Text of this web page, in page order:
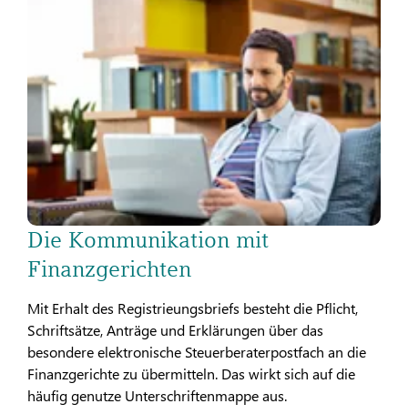
Die Kommunikation mit
Finanzgerichten
Mit Erhalt des Registrieungsbriefs besteht die Pflicht,
Schriftsätze, Anträge und Erklärungen über das
besondere elektronische Steuerberaterpostfach an die
Finanzgerichte zu übermitteln. Das wirkt sich auf die
häufig genutze Unterschriftenmappe aus.